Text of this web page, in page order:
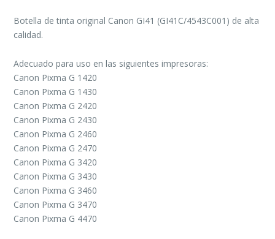
Botella de tinta original Canon GI41 (GI41C/4543C001) de alta
calidad.
Adecuado para uso en las siguientes impresoras:
Canon Pixma G 1420
Canon Pixma G 1430
Canon Pixma G 2420
Canon Pixma G 2430
Canon Pixma G 2460
Canon Pixma G 2470
Canon Pixma G 3420
Canon Pixma G 3430
Canon Pixma G 3460
Canon Pixma G 3470
Canon Pixma G 4470